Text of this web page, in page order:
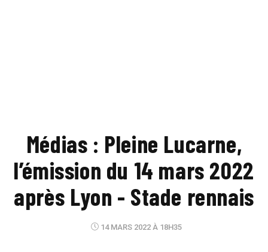
Médias : Pleine Lucarne,
l’émission du 14 mars 2022
après Lyon - Stade rennais
14 MARS 2022 À 18H35